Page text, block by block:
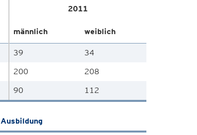
2011
männlich weiblich
39
34
200
208
90 112